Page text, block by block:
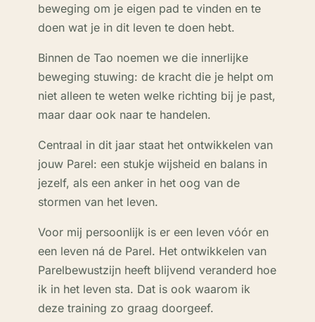
beweging om je eigen pad te vinden en te
doen wat je in dit leven te doen hebt.
Binnen de Tao noemen we die innerlijke
beweging stuwing: de kracht die je helpt om
niet alleen te weten welke richting bij je past,
maar daar ook naar te handelen.
Centraal in dit jaar staat het ontwikkelen van
jouw Parel: een stukje wijsheid en balans in
jezelf, als een anker in het oog van de
stormen van het leven.
Voor mij persoonlijk is er een leven vóór en
een leven ná de Parel. Het ontwikkelen van
Parelbewustzijn heeft blijvend veranderd hoe
ik in het leven sta. Dat is ook waarom ik
deze training zo graag doorgeef.